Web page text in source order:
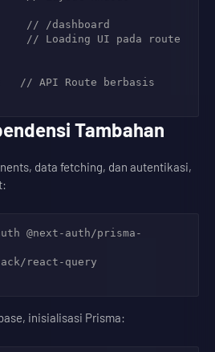
Tambahan
data fetching, dan autentikasi,
@next-auth/prisma-
react-query
inisialisasi Prisma: